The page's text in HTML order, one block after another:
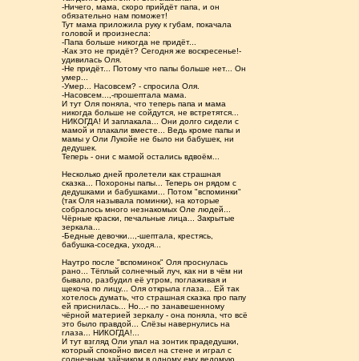
-Ничего, мама, скоро прийдёт папа, и он
обязательно нам поможет!
Тут мама приложила руку к губам, покачала
головой и произнесла:
-Папа больше никогда не придёт...
-Как это не придёт? Сегодня же воскресенье!-
удивилась Оля.
-Не придёт... Потому что папы больше нет... Он
умер...
-Умер... Насовсем? - спросила Оля.
-Насовсем...,-прошептала мама.
И тут Оля поняла, что теперь папа и мама
никогда больше не сойдутся, не встретятся...
НИКОГДА! И заплакала... Они долго сидели с
мамой и плакали вместе... Ведь кроме папы и
мамы у Оли Лукойе не было ни бабушек, ни
дедушек.
Теперь - они с мамой остались вдвоём...
Несколько дней пролетели как страшная
сказка... Похороны папы... Теперь он рядом с
дедушками и бабушками... Потом "вспоминки"
(так Оля называла поминки), на которые
собралось много незнакомых Оле людей...
Чёрные краски, печальные лица... Закрытые
зеркала...
-Бедные девочки...,-шептала, крестясь,
бабушка-соседка, уходя...
Наутро после "вспоминок" Оля проснулась
рано... Тёплый солнечный луч, как ни в чём ни
бывало, разбудил её утром, поглаживая и
щекоча по лицу... Оля открыла глаза... Ей так
хотелось думать, что страшная сказка про папу
ей приснилась... Но...- по занавешенному
чёрной материей зеркалу - она поняла, что всё
это было правдой... Слёзы навернулись на
глаза... НИКОГДА!...
И тут взгляд Оли упал на зонтик прадедушки,
который спокойно висел на стене и играл с
солнечным зайчиком в одному ему ведомую